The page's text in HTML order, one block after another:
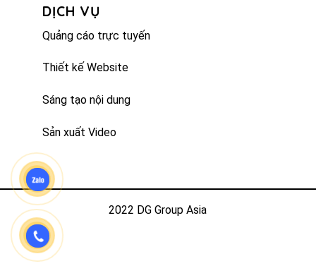
DỊCH VỤ
Quảng cáo trực tuyến
Thiết kế Website
Sáng tạo nội dung
Sản xuất Video
2022 DG Group Asia